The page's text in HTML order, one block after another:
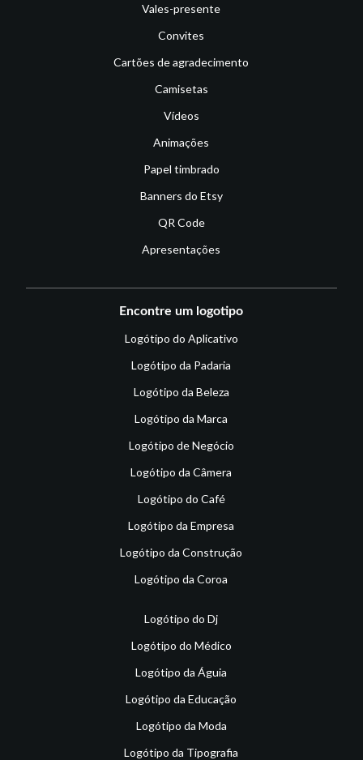
Vales-presente
Convites
Cartões de agradecimento
Camisetas
Vídeos
Animações
Papel timbrado
Banners do Etsy
QR Code
Apresentações
Encontre um logotipo
Logótipo do Aplicativo
Logótipo da Padaria
Logótipo da Beleza
Logótipo da Marca
Logótipo de Negócio
Logótipo da Câmera
Logótipo do Café
Logótipo da Empresa
Logótipo da Construção
Logótipo da Coroa
Logótipo do Dj
Logótipo do Médico
Logótipo da Águia
Logótipo da Educação
Logótipo da Moda
Logótipo da Tipografia